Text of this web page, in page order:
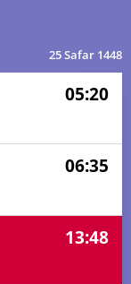
25 Safar 1448
05:20
06:35
13:48